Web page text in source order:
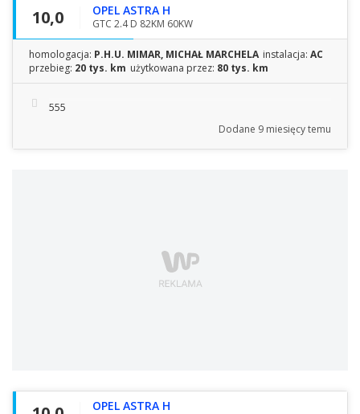
10,0 OPEL ASTRA H
GTC 2.4 D 82KM 60KW
homologacja: P.H.U. MIMAR, MICHAŁ MARCHELA instalacja: AC
przebieg: 20 tys. km użytkowana przez: 80 tys. km
555
Dodane 9 miesięcy temu
OPEL ASTRA H